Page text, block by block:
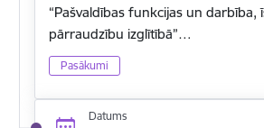
“Pašvaldības funkcijas un darbība,
pārraudzību izglītībā”…
Pasākumi
Datums